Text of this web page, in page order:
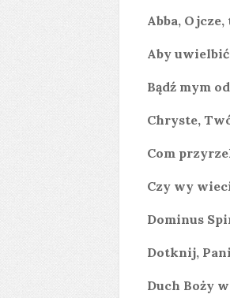
Abba,
Aby uwielbić
Bądź mym
Chryste,
Com
Czy wy
Dominus
Dotknij,
Duch Boży